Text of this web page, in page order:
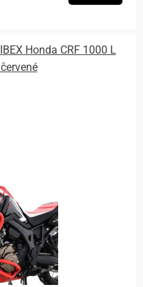
Honda CRF 1000 L